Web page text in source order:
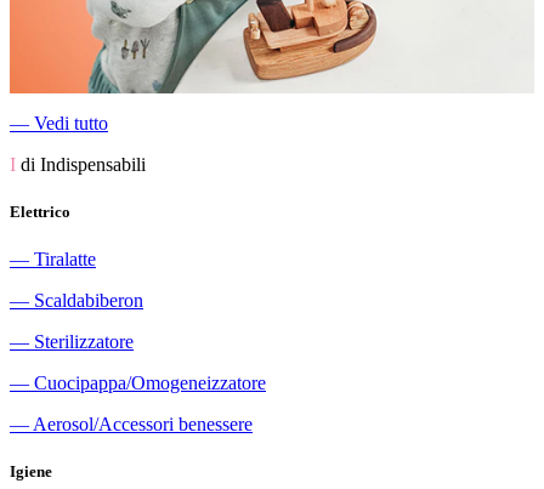
― Vedi tutto
I di Indispensabili
Elettrico
― Tiralatte
― Scaldabiberon
― Sterilizzatore
― Cuocipappa/Omogeneizzatore
― Aerosol/Accessori benessere
Igiene